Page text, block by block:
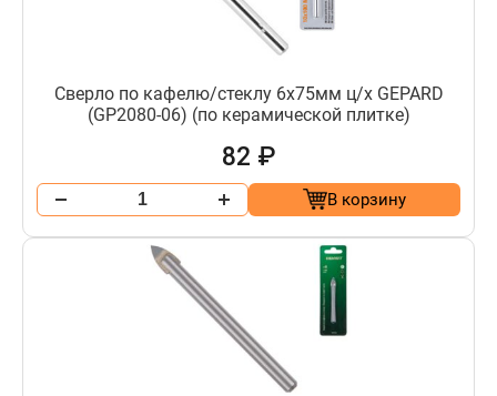
Сверло по кафелю/стеклу 6х75мм ц/х GEPARD
(GP2080-06) (по керамической плитке)
82 ₽
В корзину